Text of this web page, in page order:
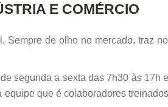
E COMÉRCIO
Sempre de olho no mercado, traz
segunda a sexta das 7h30 às 17h
que é colaboradores